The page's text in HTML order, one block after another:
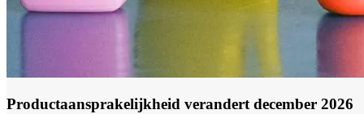
Productaansprakelijkheid verandert december 2026